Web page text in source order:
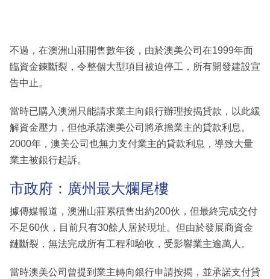
不過，在澳洲山莊開售數年後，由於澳美公司在1999年面
臨資金鍊斷裂，令整個大型項目被迫停工，所有開發建設宣
告中止。
當時已購入澳洲只能請求業主向銀行辦理按揭貸款，以此緩
解資金壓力，但他承諾澳美公司將承擔業主的貸款利息。
2000年，澳美公司也無力支付業主的貸款利息，導致大量
業主被銀行起訴。
市政府：廣州最大爛尾樓
據傳媒報道，澳洲山莊累積售出約200伙，但最終完成交付
不足60伙，目前只有30餘人居於現址。但由於發展商資金
鏈斷裂，無法完成所有工程和驗收，受影響業主逾萬人。
當時澳美公司曾提到業主轉向銀行申請按揭，並承諾支付貸